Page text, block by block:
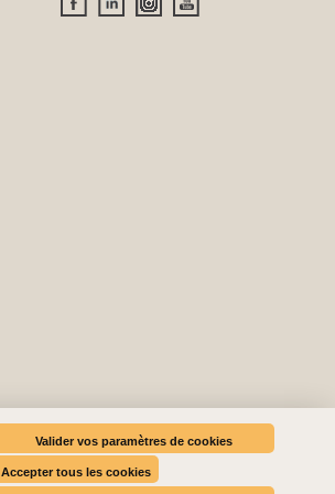
Valider vos paramètres de cookies
Accepter tous les cookies